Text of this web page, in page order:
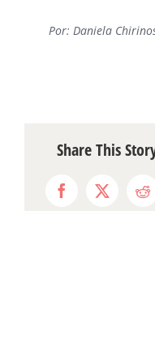
Por: Daniela
Share This
Facebook
X